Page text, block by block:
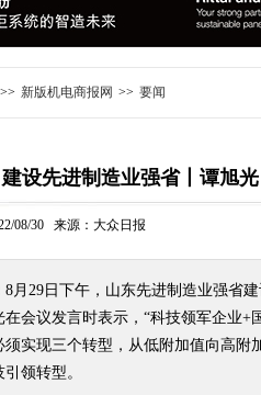
>> 新版机电商报网 >> 要闻
建设先进制造业强省丨谭旭
08/30 来源：大众日报
8月29日下午，山东先进制造业强省
在会议发言时表示，“科技领军企业+
须实现三个转型，从低附加值向高附
领转型。